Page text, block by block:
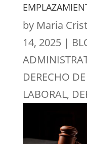
by Maria
14, 2025|
DERECHO
LABORAL,